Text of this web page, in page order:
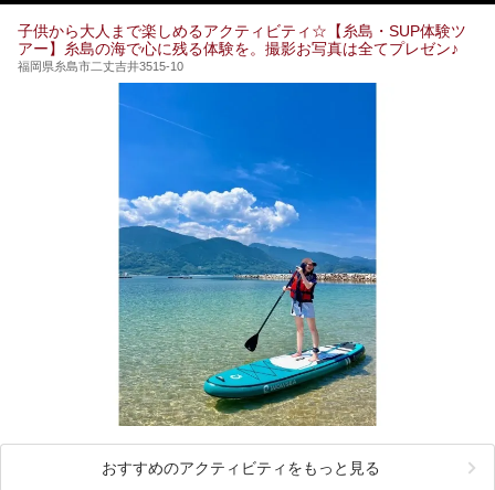
子供から大人まで楽しめるアクティビティ☆【糸島・SUP体験ツ
アー】糸島の海で心に残る体験を。撮影お写真は全てプレゼン♪
福岡県糸島市二丈吉井3515-10
おすすめのアクティビティをもっと見る